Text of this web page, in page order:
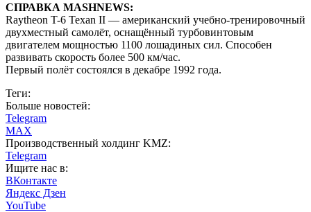
СПРАВКА MASHNEWS:
Raytheon T-6 Texan II — американский учебно-тренировочный
двухместный самолёт, оснащённый турбовинтовым
двигателем мощностью 1100 лошадиных сил. Способен
развивать скорость более 500 км/час.
Первый полёт состоялся в декабре 1992 года.
Теги:
Больше новостей:
Telegram
MAX
Производственный холдинг KMZ:
Telegram
Ищите нас в:
ВКонтакте
Яндекс Дзен
YouTube